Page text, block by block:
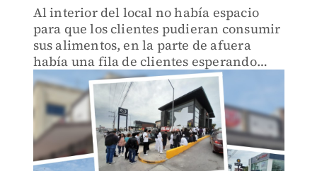
Al interior del local no había espacio
para que los clientes pudieran consumir
sus alimentos, en la parte de afuera
había una fila de clientes esperando
entrar.